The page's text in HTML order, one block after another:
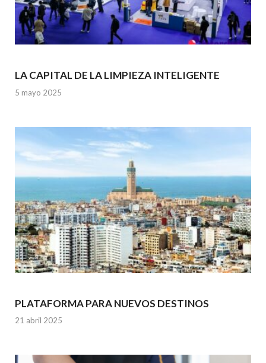
LA CAPITAL DE LA LIMPIEZA INTELIGENTE
5 mayo 2025
PLATAFORMA PARA NUEVOS DESTINOS
21 abril 2025